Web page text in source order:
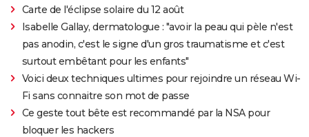
Carte de l'éclipse solaire du 12 août
Isabelle Gallay, dermatologue : "avoir la peau qui pèle n'est
pas anodin, c'est le signe d'un gros traumatisme et c'est
surtout embêtant pour les enfants"
Voici deux techniques ultimes pour rejoindre un réseau Wi-
Fi sans connaitre son mot de passe
Ce geste tout bête est recommandé par la NSA pour
bloquer les hackers